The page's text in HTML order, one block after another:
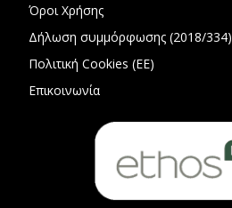
Όροι Χρήσης
Δήλωση συμμόρφωσης (2018/334)
Πολιτική Cookies (ΕΕ)
Επικοινωνία